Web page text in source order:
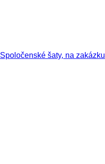
Spoločenské šaty, na zakázku